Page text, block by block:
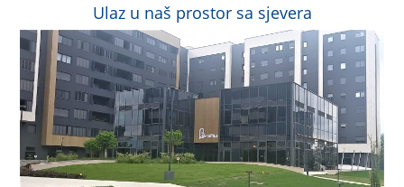
Ulaz u naš prostor sa sjevera